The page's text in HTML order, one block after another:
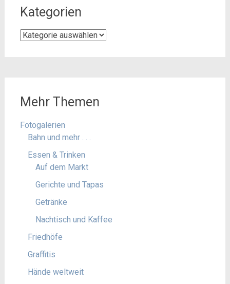
Kategorien
Kategorien
Mehr Themen
Fotogalerien
Bahn und mehr . . .
Essen & Trinken
Auf dem Markt
Gerichte und Tapas
Getränke
Nachtisch und Kaffee
Friedhöfe
Graffitis
Hände weltweit